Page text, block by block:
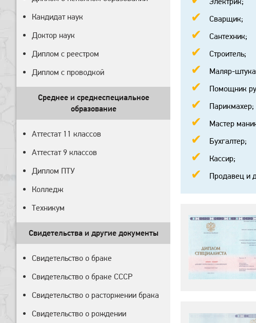
Сварщик;
Сантехник;
Строитель;
Маляр-
Помощник
Парикмахер;
Мастер
Бухгалтер;
Кассир;
Продавец и
Кандидат наук
Доктор наук
Диплом с реестром
Диплом с проводкой
Среднее и среднеспециальное
образование
Аттестат 11 классов
Аттестат 9 классов
Диплом ПТУ
Колледж
Техникум
Свидетельства и другие документы
Свидетельство о браке
Свидетельство о браке СССР
Свидетельство о расторжении брака
Свидетельство о рождении